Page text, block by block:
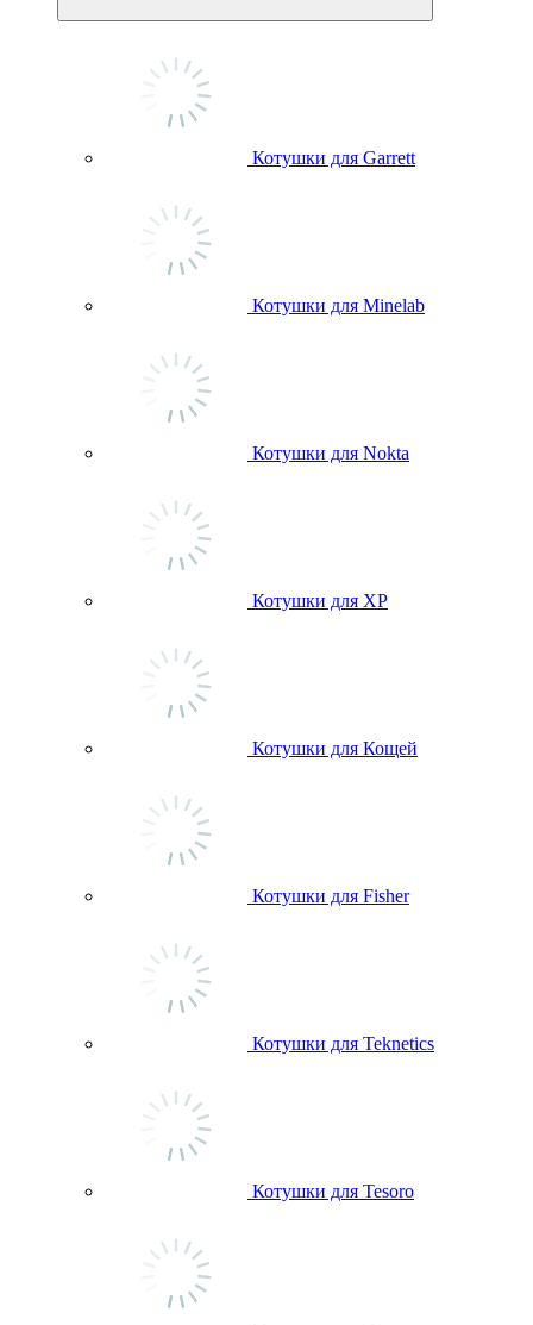
Котушки для Garrett
Котушки для Minelab
Котушки для Nokta
Котушки для ХР
Котушки для Кощей
Котушки для Fisher
Котушки для Teknetics
Котушки для Tesoro